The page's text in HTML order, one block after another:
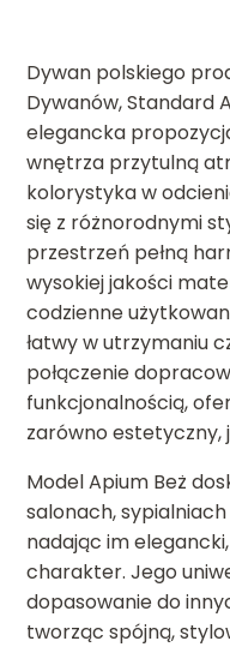
Dywan polskiego
Dywanów, Standard
elegancka
wnętrza przytulną
kolorystyka w
się z różnorodnymi
przestrzeń pełną
wysokiej jakości
codzienne
łatwy w utrzymaniu
połączenie
funkcjonalnością,
zarówno estetyczny,
Model Apium Beż
salonach,
nadając im
charakter. Jego
dopasowanie do
tworząc spójną,